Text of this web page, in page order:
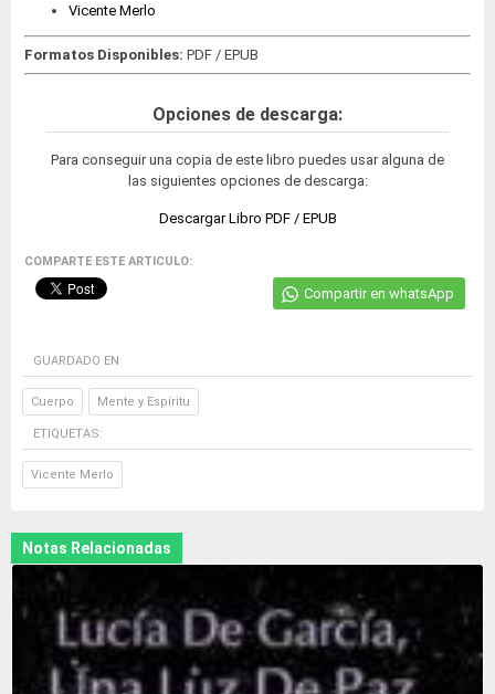
Vicente Merlo
Formatos Disponibles: PDF / EPUB
Opciones de descarga:
Para conseguir una copia de este libro puedes usar alguna de
las siguientes opciones de descarga:
Descargar Libro PDF / EPUB
COMPARTE ESTE ARTICULO:
Compartir en whatsApp
GUARDADO EN
Cuerpo Mente y Espíritu
ETIQUETAS:
Vicente Merlo
Notas Relacionadas